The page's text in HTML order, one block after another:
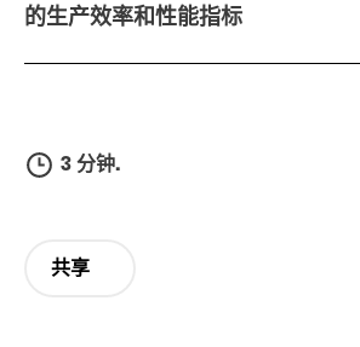
的生产效率和性能指标
3 分钟.
共享